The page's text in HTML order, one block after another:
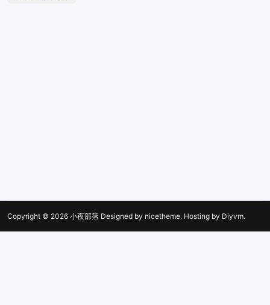
Copyright © 2026 小夜部落 Designed by nicetheme. Hosting by Diyvm.